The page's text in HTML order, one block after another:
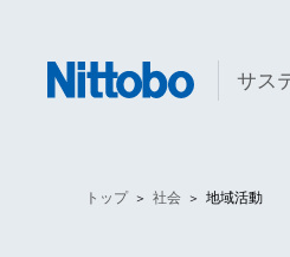
サス
トップ 社会 地域活動